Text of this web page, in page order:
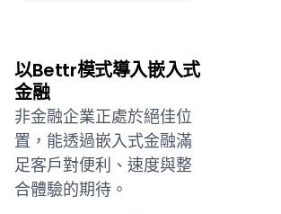
以Bettr模式導入嵌入式
金融
非金融企業正處於絕佳位
置，能透過嵌入式金融滿
足客戶對便利、速度與整
合體驗的期待。